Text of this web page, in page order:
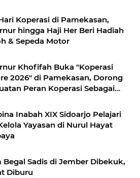
Koperasi di Pamekasan,
hingga Haji Her Beri Hadiah
& Sepeda Motor
Khofifah Buka "Koperasi
2026" di Pamekasan, Dorong
Peran Koperasi Sebagai
Perluas Akses Promosi
UMKM
Inabah XIX Sidoarjo Pelajari
Yayasan di Nurul Hayat
Begal Sadis di Jember Dibekuk,
Diburu